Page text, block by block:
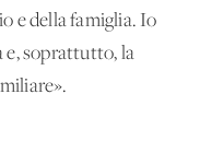
e della famiglia. Io
e, soprattutto, la